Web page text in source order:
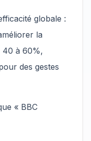
globale :
la
40 à 60%,
des gestes
« BBC